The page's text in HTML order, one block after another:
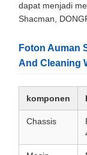
dapat menjadi
Shacman,
Foton Auman
And Cleaning
komponen
Chassis